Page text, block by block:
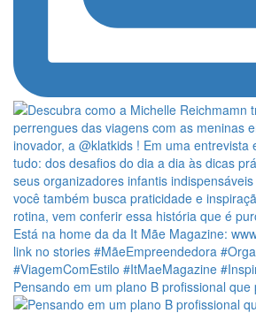
Pensando em um plano B profissional que